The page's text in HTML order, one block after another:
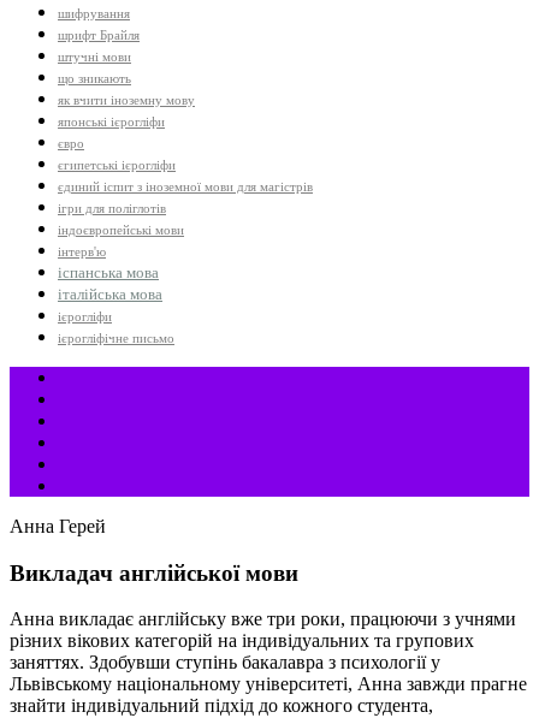
шифрування
шрифт Брайля
штучні мови
що зникають
як вчити іноземну мову
японські ієрогліфи
євро
єгипетські ієрогліфи
єдиний іспит з іноземної мови для магістрів
ігри для поліглотів
індоєвропейські мови
інтерв'ю
іспанська мова
італійська мова
ієрогліфи
ієрогліфічне письмо
Анна Герей
Викладач англійської мови
Анна викладає англійську вже три роки, працюючи з учнями
різних вікових категорій на індивідуальних та групових
заняттях. Здобувши ступінь бакалавра з психології у
Львівському національному університеті, Анна завжди прагне
знайти індивідуальний підхід до кожного студента,